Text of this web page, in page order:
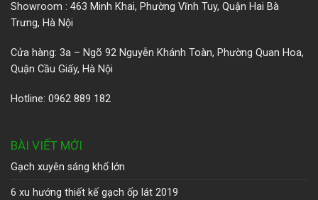
Showroom : 463 Minh Khai, Phường Vĩnh Tuy, Quận Hai Bà
Trưng, Hà Nội
Cửa hàng: 3a – Ngõ 92 Nguyễn Khánh Toàn, Phường Quan Hoa,
Quận Cầu Giấy, Hà Nội
Hotline: 0962 889 182
BÀI VIẾT MỚI
Gạch xuyên sáng khổ lớn
6 xu hướng thiết kế gạch ốp lát 2019